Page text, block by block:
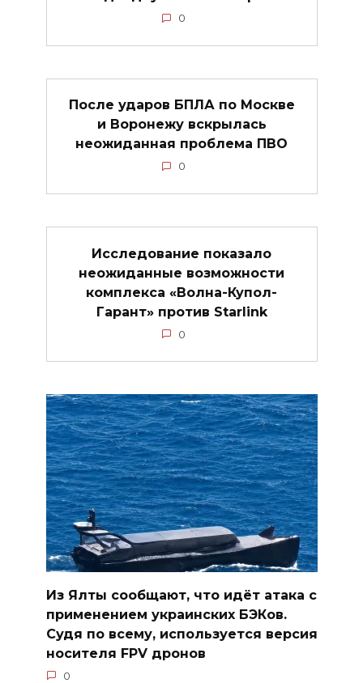
0
После ударов БПЛА по Москве
и Воронежу вскрылась
неожиданная проблема ПВО
0
Исследование показало
неожиданные возможности
комплекса «Волна-Купол-
Гарант» против Starlink
0
Из Ялты сообщают, что идёт атака с
применением украинских БЭКов.
Судя по всему, используется версия
носителя FPV дронов
0